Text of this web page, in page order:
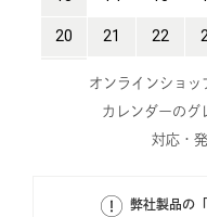
オンラインショ
カレンダーのグ
対応・
弊社製品の